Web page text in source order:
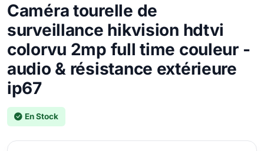
Caméra tourelle de
surveillance hikvision hdtvi
colorvu 2mp full time couleur -
audio & résistance extérieure
ip67
En Stock